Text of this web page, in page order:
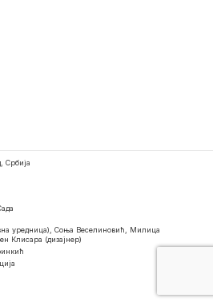
Србија
уредница), Соња Веселиновић, Милица
Клисара (дизајнер)